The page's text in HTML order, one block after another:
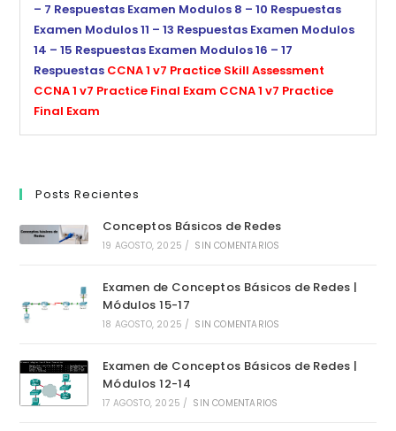
– 7 Respuestas Examen Modulos 8 – 10 Respuestas
Examen Modulos 11 – 13 Respuestas Examen Modulos
14 – 15 Respuestas Examen Modulos 16 – 17
Respuestas CCNA 1 v7 Practice Skill Assessment
CCNA 1 v7 Practice Final Exam CCNA 1 v7 Practice
Final Exam
Posts Recientes
Conceptos Básicos de Redes
19 AGOSTO, 2025 / SIN COMENTARIOS
Examen de Conceptos Básicos de Redes |
Módulos 15-17
18 AGOSTO, 2025 / SIN COMENTARIOS
Examen de Conceptos Básicos de Redes |
Módulos 12-14
17 AGOSTO, 2025 / SIN COMENTARIOS